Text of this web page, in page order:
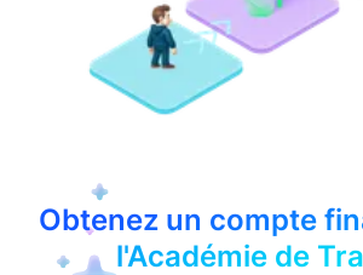
Obtenez un compte
l'Académie de